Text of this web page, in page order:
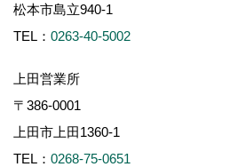
松本市島立940-1
TEL： 0263-40-5002
上田営業所
〒386-0001
上田市上田1360-1
TEL： 0268-75-0651